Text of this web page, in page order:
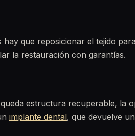
que reposicionar el tejido
la restauración con garantías.
estructura recuperable, la
implante dental, que devuelve